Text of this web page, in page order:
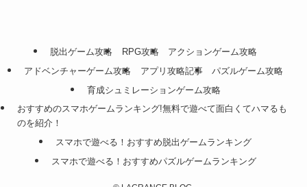
脱出ゲーム攻略 RPG攻略
アクションゲーム攻略
アドベンチャーゲーム攻略
アプリ攻略記事
パズルゲーム攻略
育成シュミレーションゲーム攻略
おすすめのスマホゲームランキング!無料で遊べて面白くてハマるも
のを紹介！
スマホで遊べる！おすすめ脱出ゲームランキング
スマホで遊べる！おすすめパズルゲームランキング